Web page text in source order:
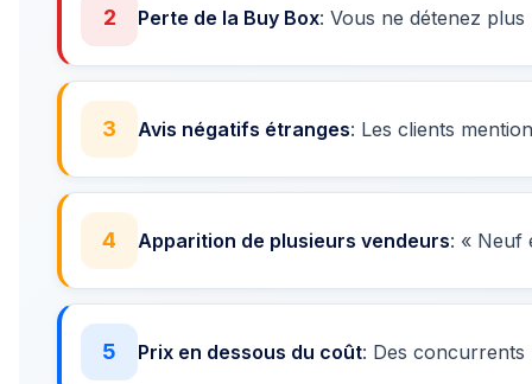
2 Perte de la Buy Box: Vous ne détenez
3 Avis négatifs étranges: Les clients
4 Apparition de plusieurs vendeurs: « Neuf
5 Prix en dessous du coût: Des concurrents